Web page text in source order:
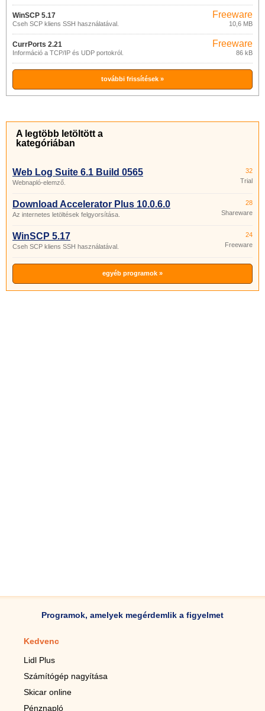
WinSCP 5.17
Cseh SCP kliens SSH használatával.
Freeware
10,6 MB
CurrPorts 2.21
Információ a TCP/IP és UDP portokról.
Freeware
86 kB
további frissítések »
A legtöbb letöltött a
kategóriában
Web Log Suite 6.1 Build 0565
Webnapló-elemző.
32
Trial
Download Accelerator Plus 10.0.6.0
Az internetes letöltések felgyorsítása.
28
Shareware
WinSCP 5.17
Cseh SCP kliens SSH használatával.
24
Freeware
egyéb programok »
Programok, amelyek megérdemlik a figyelmet
Kedvenc
Lidl Plus
Számítógép nagyítása
Skicar online
Pénznapló